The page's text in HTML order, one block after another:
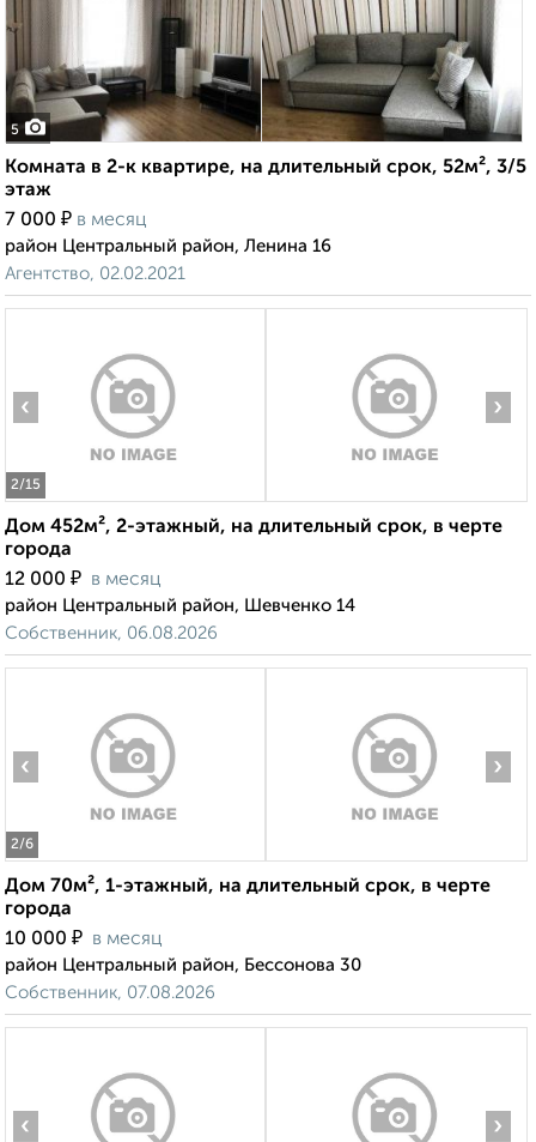
5
Комната в 2-к квартире, на длительный срок, 52м², 3/5
этаж
7 000 ₽ в месяц
район Центральный район, Ленина 16
Агентство, 02.02.2021
2/15
‹ ›
Дом 452м², 2-этажный, на длительный срок, в черте
города
12 000 ₽ в месяц
район Центральный район, Шевченко 14
Собственник, 06.08.2026
2/6
‹ ›
Дом 70м², 1-этажный, на длительный срок, в черте
города
10 000 ₽ в месяц
район Центральный район, Бессонова 30
Собственник, 07.08.2026
‹ ›